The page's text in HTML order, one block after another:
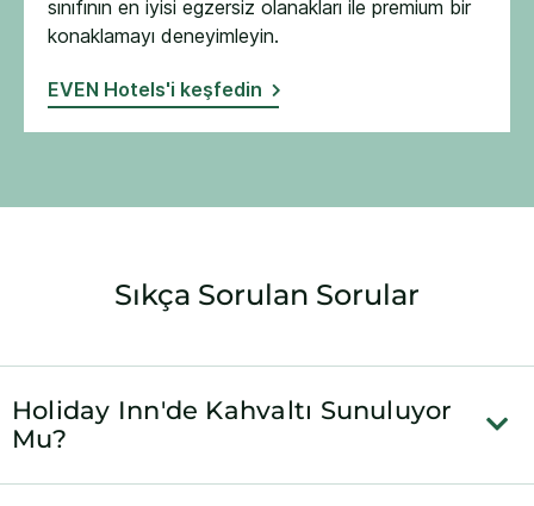
sınıfının en iyisi egzersiz olanakları ile premium bir
konaklamayı deneyimleyin​.
EVEN Hotels'i keşfedin
Sıkça Sorulan Sorular
Holiday Inn'de Kahvaltı Sunuluyor
Mu?